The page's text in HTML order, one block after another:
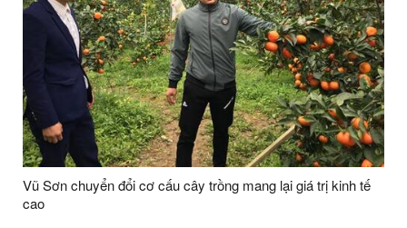
Vũ Sơn chuyển đổi cơ cấu cây trồng mang lại giá trị kinh tế
cao